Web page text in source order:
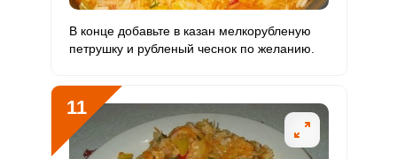
В конце добавьте в казан мелкорубленую
петрушку и рубленый чеснок по желанию.
11